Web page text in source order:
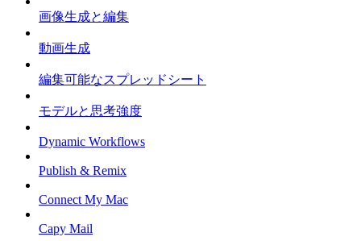
画像生成と編集
動画生成
編集可能なスプレッドシート
モデルと思考強度
Dynamic Workflows
Publish & Remix
Connect My Mac
Capy Mail